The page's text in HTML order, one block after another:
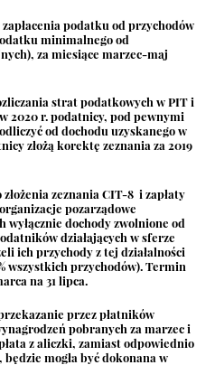
podatku od przychodów
minimalnego od
za miesiące marzec-maj
strat podatkowych w PIT i
2020 r. podatnicy, pod pewnymi
od dochodu uzyskanego w
złożą korektę zeznania za 2019
zeznania CIT-8 i zapłaty
pozarządowe
wyłącznie dochody zwolnione od
działających w sferze
ich przychody z tej działalności
wszystkich przychodów). Termin
na 31 lipca.
przez płatników
pobranych za marzec i
z aliczki, zamiast odpowiednio
mogła być dokonana w